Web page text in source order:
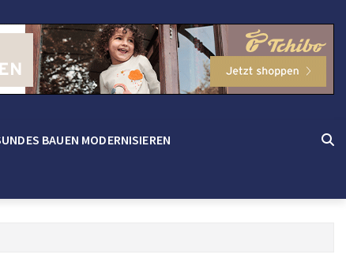
BAUEN MODERNISIEREN